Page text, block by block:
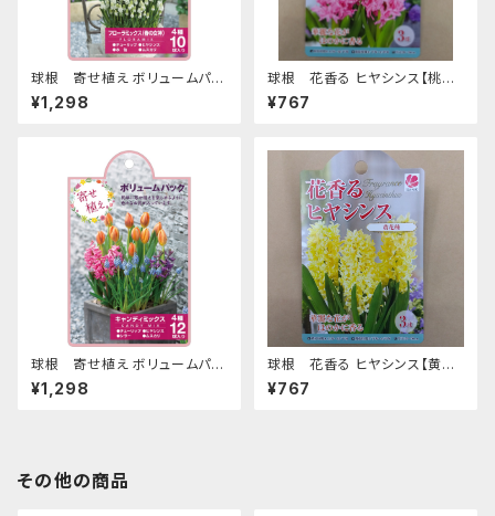
球根 寄せ植え ボリュームパッ
ク 【フローラミックス (春の女
神) 】are [サイズ: 4種 10球入
¥1,298
球根 花香る ヒヤシンス【桃花
種】ya [サイズ: 3球入り]
¥767
球根 寄せ植え ボリュームパッ
ク 【キャンディミックス】are [サ
イズ: 4種 12球入り]
¥1,298
球根 花香る ヒヤシンス【黄花
種】ya [サイズ: 3球入り]
¥767
その他の商品